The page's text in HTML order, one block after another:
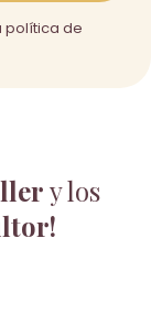
y los
política de